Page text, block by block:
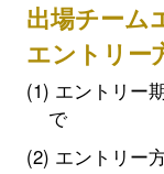
出場チーム
エントリー
エントリー
で
エントリー